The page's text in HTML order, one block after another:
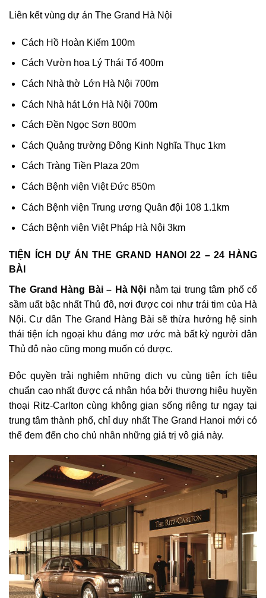
Liên kết vùng dự án The Grand Hà Nội
Cách Hồ Hoàn Kiếm 100m
Cách Vườn hoa Lý Thái Tổ 400m
Cách Nhà thờ Lớn Hà Nội 700m
Cách Nhà hát Lớn Hà Nội 700m
Cách Đền Ngọc Sơn 800m
Cách Quảng trường Đông Kinh Nghĩa Thục 1km
Cách Tràng Tiền Plaza 20m
Cách Bệnh viện Việt Đức 850m
Cách Bệnh viện Trung ương Quân đội 108 1.1km
Cách Bệnh viện Việt Pháp Hà Nội 3km
TIỆN ÍCH DỰ ÁN THE GRAND HANOI 22 – 24 HÀNG
BÀI
The Grand Hàng Bài – Hà Nội nằm tại trung tâm phố cổ
sầm uất bậc nhất Thủ đô, nơi được coi như trái tim của Hà
Nội. Cư dân The Grand Hàng Bài sẽ thừa hưởng hệ sinh
thái tiện ích ngoại khu đáng mơ ước mà bất kỳ người dân
Thủ đô nào cũng mong muốn có được.
Độc quyền trải nghiệm những dịch vụ cùng tiện ích tiêu
chuẩn cao nhất được cá nhân hóa bởi thương hiệu huyền
thoại Ritz-Carlton cùng không gian sống riêng tư ngay tại
trung tâm thành phố, chỉ duy nhất The Grand Hanoi mới có
thể đem đến cho chủ nhân những giá trị vô giá này.